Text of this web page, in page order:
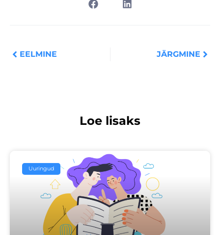
EELMINE JÄRGMINE
Loe lisaks
Uuringud